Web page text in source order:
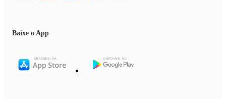
Baixe o App